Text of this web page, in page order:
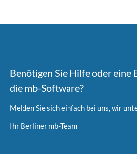
Benötigen Sie Hilfe oder eine
die mb-Software?
Melden Sie sich einfach bei uns, wir
Ihr Berliner mb-Team